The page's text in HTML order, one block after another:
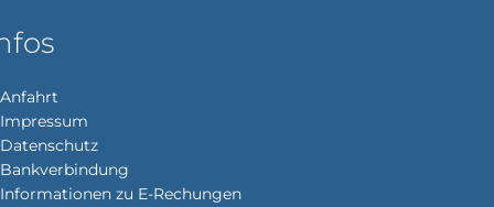
Anfahrt
Impressum
Datenschutz
Bankverbindung
Informationen zu E-Rechungen